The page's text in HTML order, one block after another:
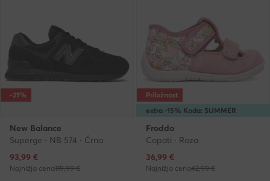
-21%
New Balance
Superge · NB 574 · Črna
Trenutna cena
93,99 €
Najnižja cena119,99 €
extra -15% Koda: SUMMER
Priložnost
Froddo
Copati · Roza
Trenutna cena
36,99 €
Najnižja cena42,99 €